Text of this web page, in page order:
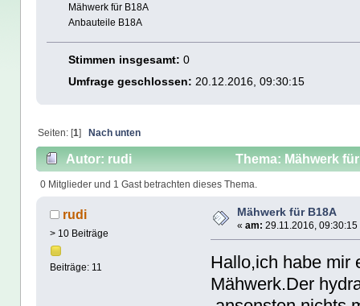
Mähwerk für B18A
Anbauteile B18A
Stimmen insgesamt: 0
Umfrage geschlossen: 20.12.2016, 09:30:15
Seiten: [1] Nach unten
Autor: rudi Thema: Mähwerk
0 Mitglieder und 1 Gast betrachten dieses Thema.
rudi
> 10 Beiträge
Beiträge: 11
Mähwerk für B18A
« am: 29.11.2016, 09:30:15
Hallo,ich habe mir
Mähwerk.Der